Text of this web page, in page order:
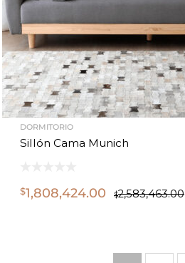
DORMITORIO
Sillón Cama Munich
$2,583,463.00
$1,808,424.00